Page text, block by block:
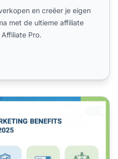
en creëer je eigen
met de ultieme affiliate
Pro.
in 2025